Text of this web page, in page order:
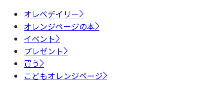
オレペデイリー
オレンジページの本
イベント
プレゼント
買う
こどもオレンジページ